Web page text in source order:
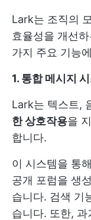
Lark는 조직의
효율성을 개선
가지 주요 기능
1. 통합 메시지
Lark는 텍스트,
한 상호작용을
합니다.
이 시스템을 통
공개 포럼을 생
습니다. 검색 기
습니다. 또한,